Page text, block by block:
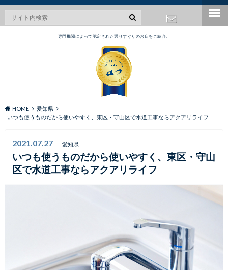
専門機関によって認定された選りすぐりのお店をご紹介。
HOME
愛知県
いつも使うものだから使いやすく、東区・守山区で水道工事ならアクアリライフ
2021.07.27 愛知県
いつも使うものだから使いやすく、東区・守山
区で水道工事ならアクアリライフ